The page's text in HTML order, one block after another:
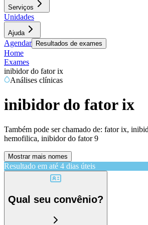
Serviços
Unidades
Ajuda
Agendar Resultados de exames
Home
Exames
inibidor do fator ix
Análises clínicas
inibidor do fator ix
Também pode ser chamado de: fator ix,
hemofilica, inibidor do fator 9
Mostrar mais nomes
Resultado em até 4 dias úteis
Qual seu convênio?